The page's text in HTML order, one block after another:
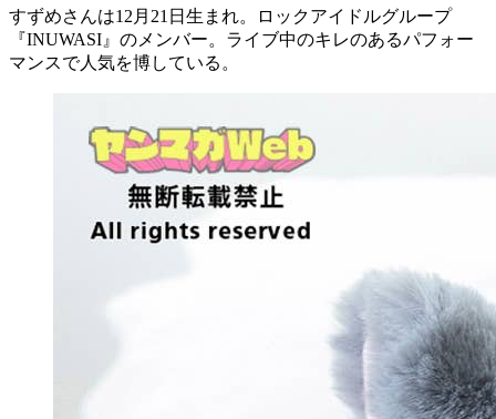
すずめさんは12月21日生まれ。ロックアイドルグループ
『INUWASI』のメンバー。ライブ中のキレのあるパフォー
マンスで人気を博している。